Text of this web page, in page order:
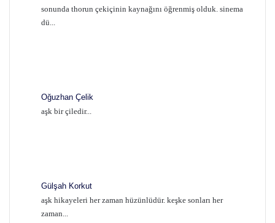
sonunda thorun çekiçinin kaynağını öğrenmiş olduk. sinema
dü...
Oğuzhan Çelik
aşk bir çiledir...
Gülşah Korkut
aşk hikayeleri her zaman hüzünlüdür. keşke sonları her
zaman...